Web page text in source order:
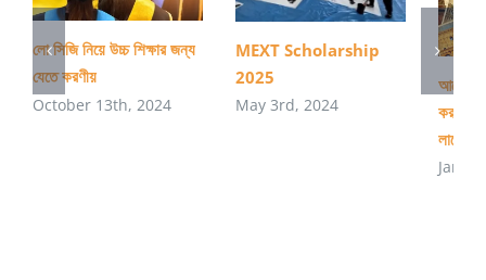
লো সিজি নিয়ে উচ্চ শিক্ষার জন্য
যেতে করণীয়
October 13th, 2024
MEXT Scholarship
2025
May 3rd, 2024
করার
লাগে?